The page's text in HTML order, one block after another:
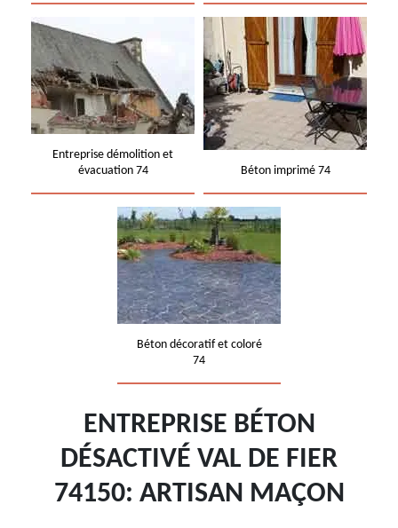
Entreprise démolition et
évacuation 74
Béton imprimé 74
Béton décoratif et coloré
74
ENTREPRISE BÉTON
DÉSACTIVÉ VAL DE FIER
74150: ARTISAN MAÇON